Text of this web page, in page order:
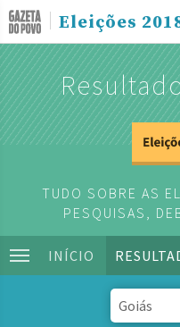
Eleições
TUDO SOBRE AS
PESQUISAS,
INÍCIO